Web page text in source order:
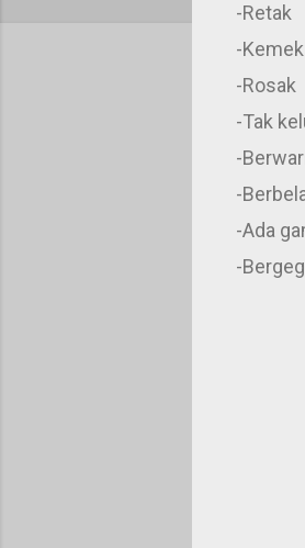
-Retak
-Kemek
-Rosak
-Tak
-
-
-Ada
-